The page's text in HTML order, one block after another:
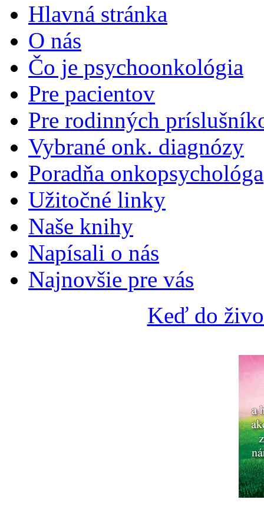
Hlavná stránka
O nás
Čo je psychoonkológia
Pre pacientov
Pre rodinných
Vybrané onk. diagnózy
Poradňa onkopsychológa
Užitočné linky
Naše knihy
Napísali o nás
Najnovšie pre vás
Keď do